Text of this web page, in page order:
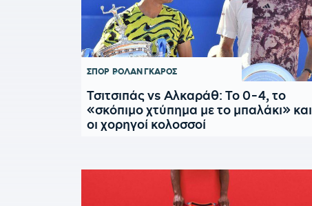
ΣΠΟΡ ΡΟΛΑΝ ΓΚΑΡΟΣ
Τσιτσιπάς vs Αλκαράθ: Το 0-4, το
«σκόπιμο χτύπημα με το μπαλάκι» και
οι χορηγοί κολοσσοί